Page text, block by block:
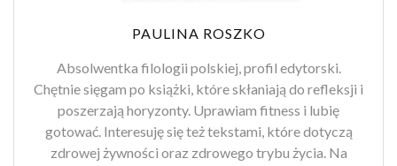
PAULINA ROSZKO
Absolwentka filologii polskiej, profil edytorski.
Chętnie sięgam po książki, które skłaniają do refleksji i
poszerzają horyzonty. Uprawiam fitness i lubię
gotować. Interesuję się też tekstami, które dotyczą
zdrowej żywności oraz zdrowego trybu życia. Na